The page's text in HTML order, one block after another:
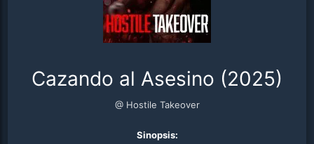
Cazando al Asesino (2025)
@ Hostile Takeover
Sinopsis: